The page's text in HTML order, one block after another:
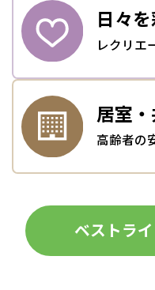
日々を
レクリエ
居室・
高齢者の
ベストラ